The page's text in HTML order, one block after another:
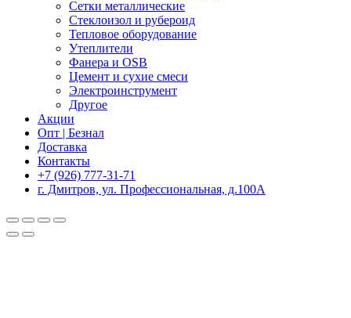
Сетки металлические
Стеклоизол и рубероид
Тепловое оборудование
Утеплители
Фанера и OSB
Цемент и сухие смеси
Электроинструмент
Другое
Акции
Опт | Безнал
Доставка
Контакты
+7 (926) 777-31-71
г. Дмитров, ул. Профессиональная, д.100А